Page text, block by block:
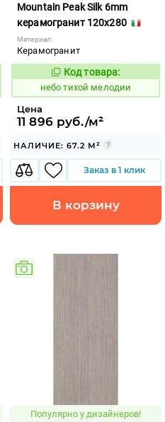
Mountain Peak Silk 6mm
керамогранит 120x280
Материал:
Керамогранит
1122048
Код товара:
небо тихой мелодии
Цена
11 896 руб./м²
НАЛИЧИЕ: 67.2 М²
Заказ в 1 клик
В корзину
Популярно у дизайнеров!